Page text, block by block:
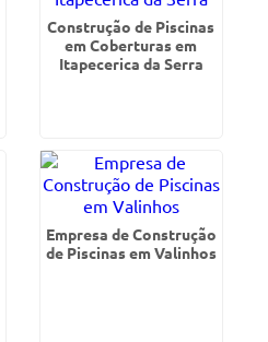
Construção de Piscinas
em Coberturas em
Itapecerica da Serra
Empresa de Construção
de Piscinas em Valinhos